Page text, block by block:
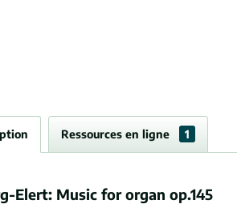
Ressources en ligne 1
Elert: Music for organ op.145